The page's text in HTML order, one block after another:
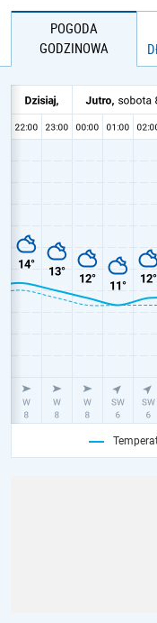
POGODA
GODZINOWA